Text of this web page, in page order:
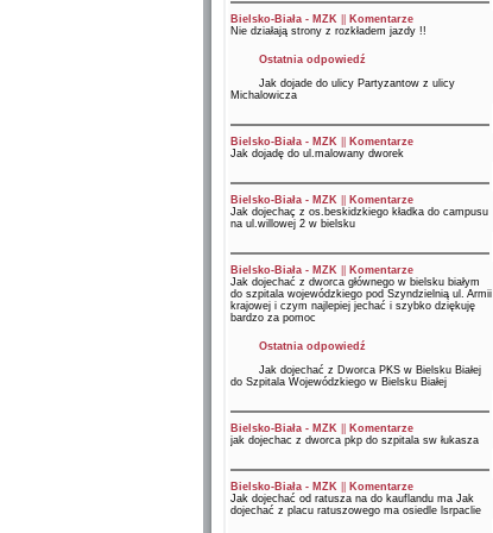
Bielsko-Biała - MZK||
Komentarze
Nie działają strony z rozkładem jazdy !!
Ostatnia odpowiedź
Jak dojade do ulicy Partyzantow z ulicy
Michalowicza
Bielsko-Biała - MZK||
Komentarze
Jak dojadę do ul.malowany dworek
Bielsko-Biała - MZK||
Komentarze
Jak dojechaç z os.beskidzkiego kładka do campusu
na ul.willowej 2 w bielsku
Bielsko-Biała - MZK||
Komentarze
Jak dojechać z dworca głównego w bielsku białym
do szpitala wojewódzkiego pod Szyndzielnią ul. Armii
krajowej i czym najlepiej jechać i szybko dziękuję
bardzo za pomoc
Ostatnia odpowiedź
Jak dojechać z Dworca PKS w Bielsku Białej
do Szpitala Wojewódzkiego w Bielsku Białej
Bielsko-Biała - MZK||
Komentarze
jak dojechac z dworca pkp do szpitala sw łukasza
Bielsko-Biała - MZK||
Komentarze
Jak dojechać od ratusza na do kauflandu ma Jak
dojechać z placu ratuszowego ma osiedle lsrpaclie